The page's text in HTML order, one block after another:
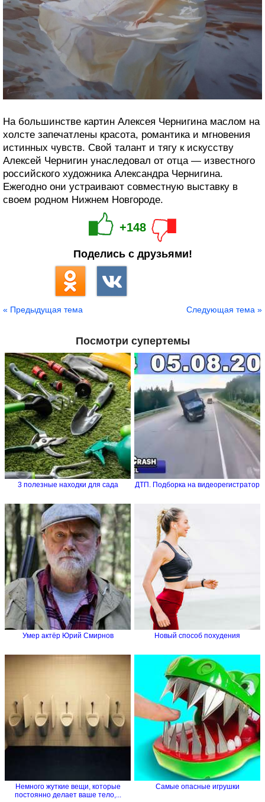
На большинстве картин Алексея Чернигина маслом на
холсте запечатлены красота, романтика и мгновения
истинных чувств. Свой талант и тягу к искусству
Алексей Чернигин унаследовал от отца — известного
российского художника Александра Чернигина.
Ежегодно они устраивают совместную выставку в
своем родном Нижнем Новгороде.
+148
Поделись с друзьями!
« Предыдущая тема Следующая тема »
Посмотри супертемы
3 полезные находки для сада ДТП. Подборка на видеорегистратор
Умер актёр Юрий Смирнов Новый способ похудения
Немного жуткие вещи, которые
постоянно делает ваше тело,...
Самые опасные игрушки